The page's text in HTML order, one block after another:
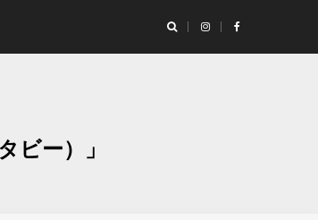
Moaly（スタジオ モアリー）」撮影レポート！
ビー）」